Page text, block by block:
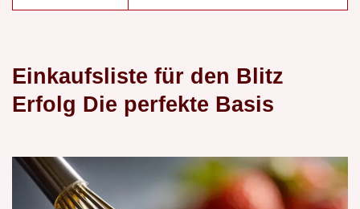
Einkaufsliste für den Blitz
Erfolg Die perfekte Basis